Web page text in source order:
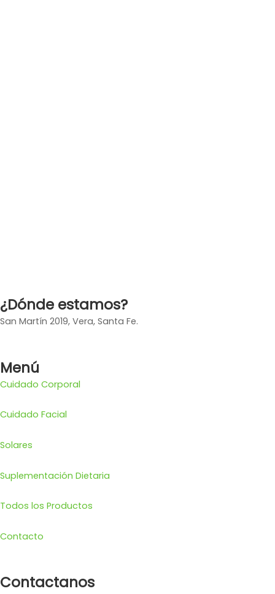
¿Dónde estamos?
San Martín 2019, Vera, Santa Fe.
Menú
Cuidado Corporal
Cuidado Facial
Solares
Suplementación Dietaria
Todos los Productos
Contacto
Contactanos